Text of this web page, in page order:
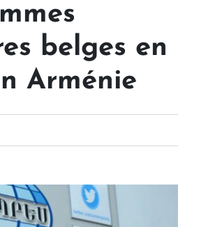
belges en
Arménie